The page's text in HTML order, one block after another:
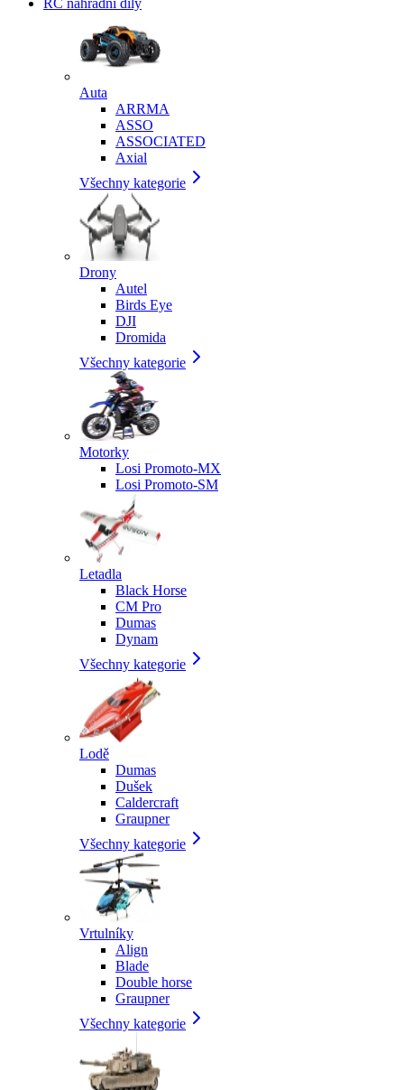
RC náhradní díly
Auta
ARRMA
ASSO
ASSOCIATED
Axial
Všechny kategorie
Drony
Autel
Birds Eye
DJI
Dromida
Všechny kategorie
Motorky
Losi Promoto-MX
Losi Promoto-SM
Letadla
Black Horse
CM Pro
Dumas
Dynam
Všechny kategorie
Lodě
Dumas
Dušek
Caldercraft
Graupner
Všechny kategorie
Vrtulníky
Align
Blade
Double horse
Graupner
Všechny kategorie